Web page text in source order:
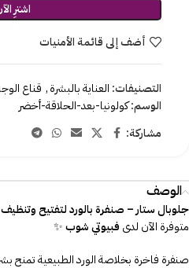
اشترِ
أضف إلى قائمة الأمنيات
التصنيفات: العناية بالبشرة, قناع
الوسم:كولونيا-بعد-الحلاقة-أخضر
مشاركة:
الوصف
جلوبال ستار – صنفرة بالورد لتفتيح وتنظيف
متوفرة الآن لدى فبيوتي شوب✨
صنفرة فاخرة بخلاصة الورد الطبيعية تمنح